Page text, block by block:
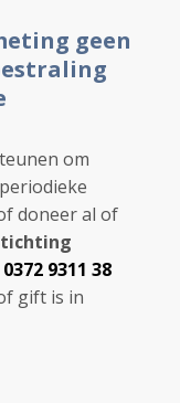
geen
om
doneer al of
9311 38
gift is in